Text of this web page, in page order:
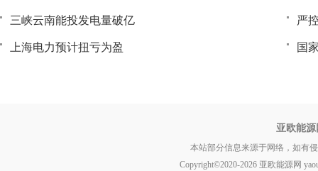
三峡云南能投发电量破亿 严
上海电力预计扭亏为盈 国
亚欧能源
本站部分信息来源于网络，如有
Copyright©2020-2026 亚欧能源网